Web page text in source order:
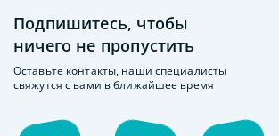
Подпишитесь, чтобы
ничего не пропустить
Оставьте контакты, наши специалисты
свяжутся с вами в ближайшее время